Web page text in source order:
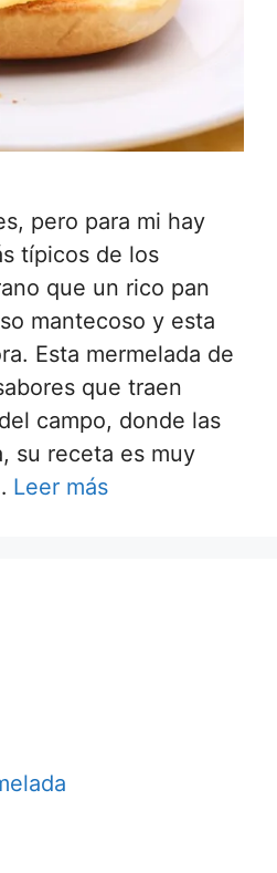
pero para mi hay
típicos de los
que un rico pan
mantecoso y esta
Esta mermelada de
que traen
campo, donde las
su receta es muy
Leer más